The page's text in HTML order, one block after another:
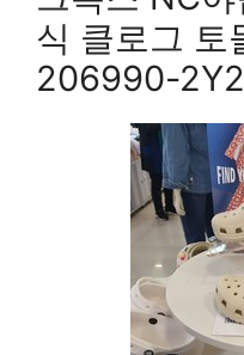
식 클로그 토
206990-2Y2